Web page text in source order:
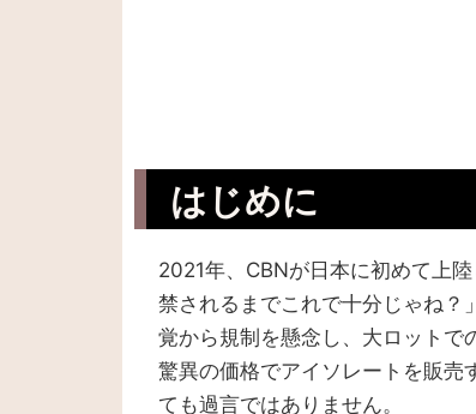
はじめに
2021年、CBNが日本に初めて上
禁されるまでこれで十分じゃね？
覚から規制を懸念し、大ロットで
驚異の価格でアイソレートを販売
ても過言ではありません。